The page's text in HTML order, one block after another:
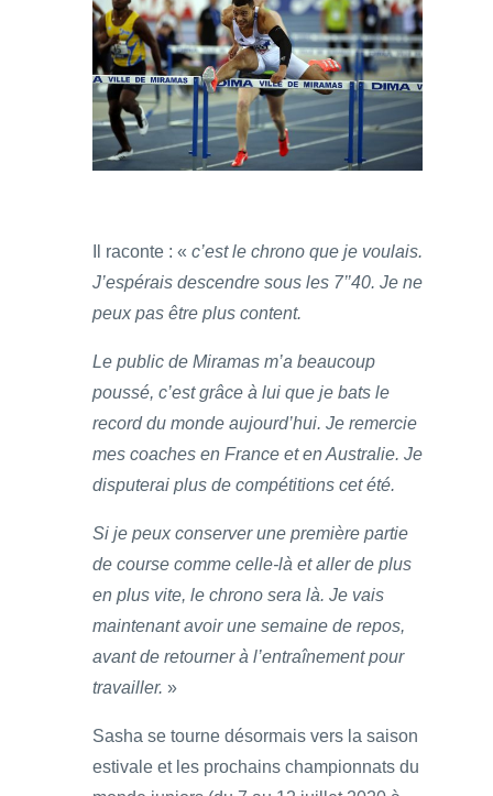
Il raconte : « c’est le chrono que je voulais.
J’espérais descendre sous les 7’’40. Je ne
peux pas être plus content.
Le public de Miramas m’a beaucoup
poussé, c’est grâce à lui que je bats le
record du monde aujourd’hui. Je remercie
mes coaches en France et en Australie. Je
disputerai plus de compétitions cet été.
Si je peux conserver une première partie
de course comme celle-là et aller de plus
en plus vite, le chrono sera là. Je vais
maintenant avoir une semaine de repos,
avant de retourner à l’entraînement pour
travailler. »
Sasha se tourne désormais vers la saison
estivale et les prochains championnats du